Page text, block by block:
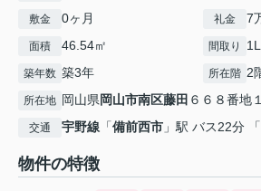
敷金 0ヶ月 礼金 7
面積 46.54㎡ 間取り
築年数 築3年 所在階 2
所在地 岡山県岡山市南区藤田 ６６８番地
交通 宇野線 「備前西市 」駅 バス22分
物件の特徴